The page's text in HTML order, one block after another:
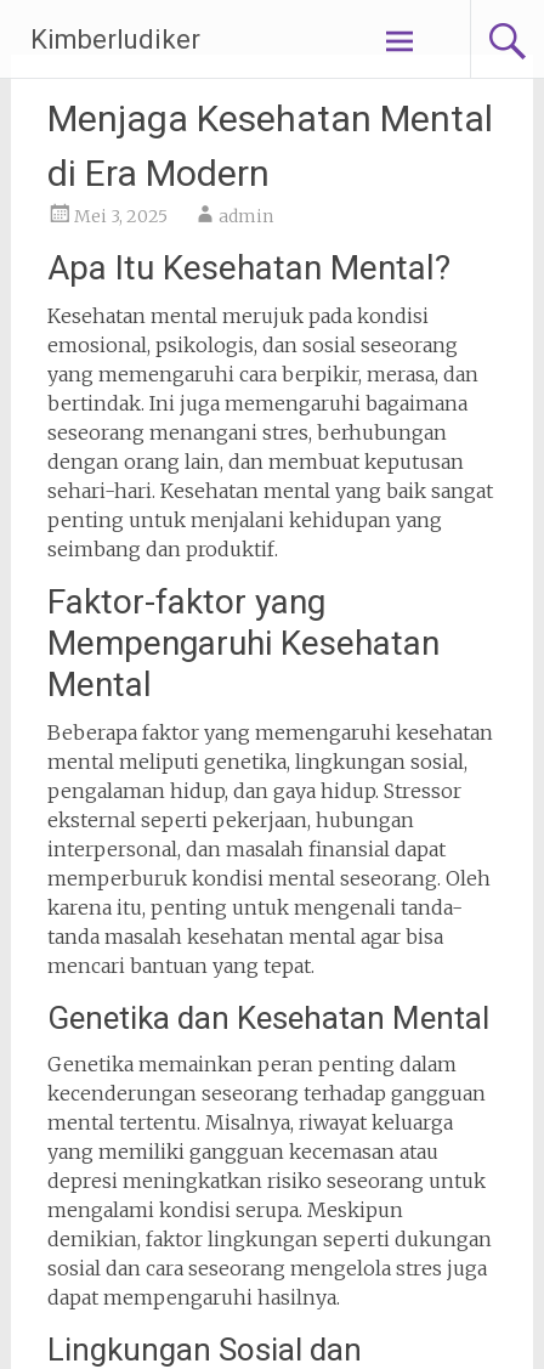
konten
Kimberludiker
Menjaga Kesehatan Mental
di Era Modern
Mei 3, 2025 admin
Apa Itu Kesehatan Mental?
Kesehatan mental merujuk pada kondisi
emosional, psikologis, dan sosial seseorang
yang memengaruhi cara berpikir, merasa, dan
bertindak. Ini juga memengaruhi bagaimana
seseorang menangani stres, berhubungan
dengan orang lain, dan membuat keputusan
sehari-hari. Kesehatan mental yang baik sangat
penting untuk menjalani kehidupan yang
seimbang dan produktif.
Faktor-faktor yang
Mempengaruhi Kesehatan
Mental
Beberapa faktor yang memengaruhi kesehatan
mental meliputi genetika, lingkungan sosial,
pengalaman hidup, dan gaya hidup. Stressor
eksternal seperti pekerjaan, hubungan
interpersonal, dan masalah finansial dapat
memperburuk kondisi mental seseorang. Oleh
karena itu, penting untuk mengenali tanda-
tanda masalah kesehatan mental agar bisa
mencari bantuan yang tepat.
Genetika dan Kesehatan Mental
Genetika memainkan peran penting dalam
kecenderungan seseorang terhadap gangguan
mental tertentu. Misalnya, riwayat keluarga
yang memiliki gangguan kecemasan atau
depresi meningkatkan risiko seseorang untuk
mengalami kondisi serupa. Meskipun
demikian, faktor lingkungan seperti dukungan
sosial dan cara seseorang mengelola stres juga
dapat mempengaruhi hasilnya.
Lingkungan Sosial dan